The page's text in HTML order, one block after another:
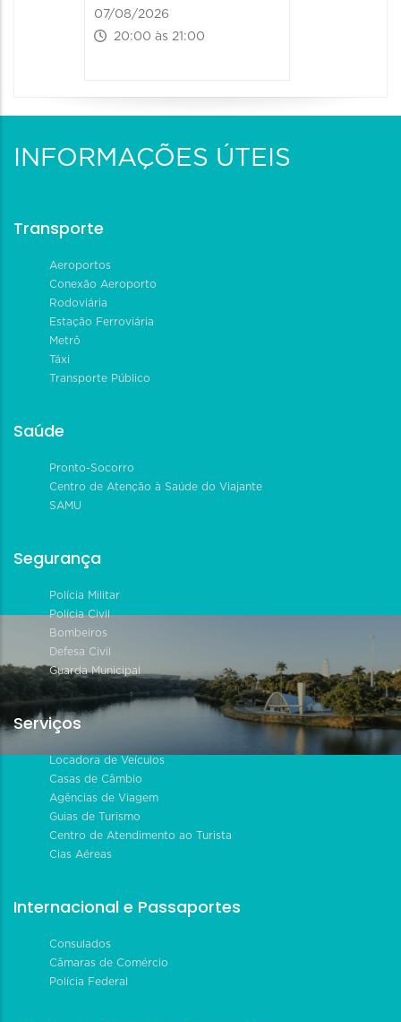
07/08/2026
20:00 às 21:00
INFORMAÇÕES ÚTEIS
Transporte
Aeroportos
Conexão Aeroporto
Rodoviária
Estação Ferroviária
Metrô
Táxi
Transporte Público
Saúde
Pronto-Socorro
Centro de Atenção à Saúde do Viajante
SAMU
Segurança
Polícia Militar
Polícia Civil
Bombeiros
Defesa Civil
Guarda Municipal
Serviços
Locadora de Veículos
Casas de Câmbio
Agências de Viagem
Guias de Turismo
Centro de Atendimento ao Turista
Cias Aéreas
Internacional e Passaportes
Consulados
Câmaras de Comércio
Polícia Federal